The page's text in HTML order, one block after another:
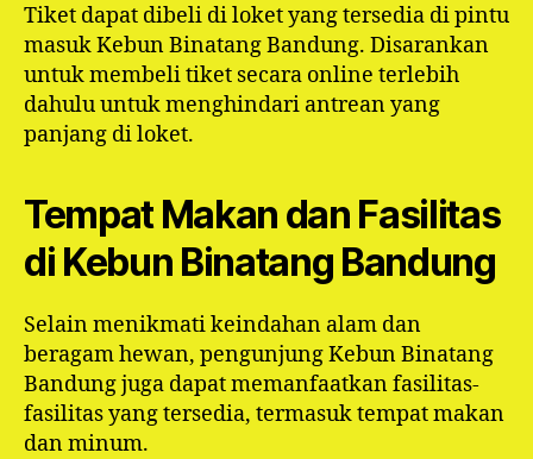
Tiket dapat dibeli di loket yang tersedia di pintu
masuk Kebun Binatang Bandung. Disarankan
untuk membeli tiket secara online terlebih
dahulu untuk menghindari antrean yang
panjang di loket.
Tempat Makan dan Fasilitas
di Kebun Binatang Bandung
Selain menikmati keindahan alam dan
beragam hewan, pengunjung Kebun Binatang
Bandung juga dapat memanfaatkan fasilitas-
fasilitas yang tersedia, termasuk tempat makan
dan minum.